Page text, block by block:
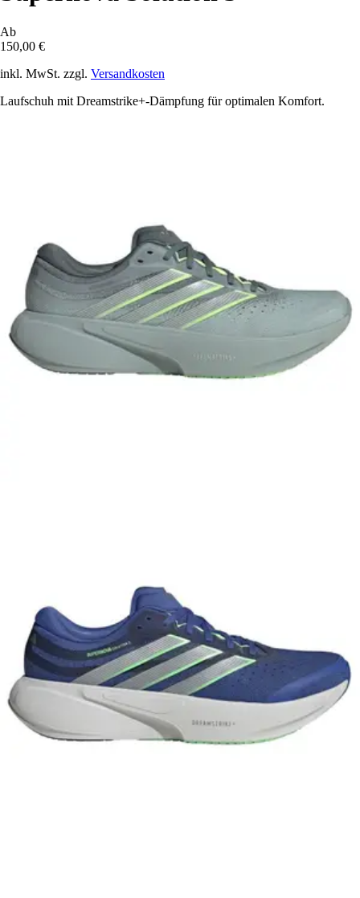
Ab
150,00 €
inkl. MwSt. zzgl. Versandkosten
Laufschuh mit Dreamstrike+-Dämpfung für optimalen Komfort.